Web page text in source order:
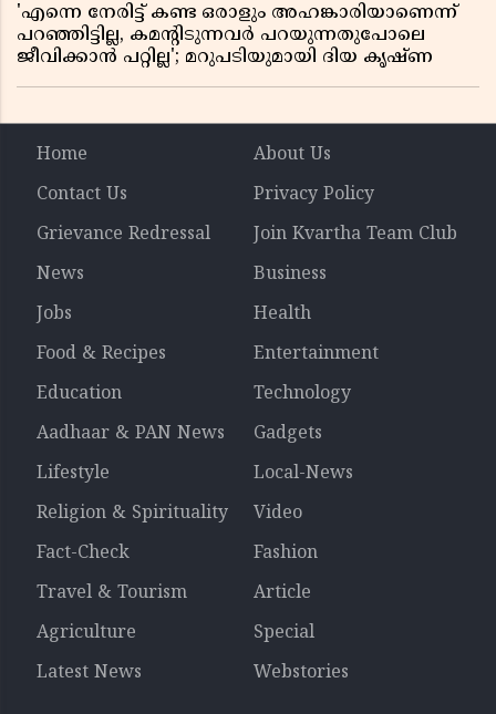
'എന്നെ നേരിട്ട് കണ്ട ഒരാളും അഹങ്കാരിയാണെന്ന്
പറഞ്ഞിട്ടില്ല, കമൻ്റിടുന്നവർ പറയുന്നതുപോലെ
ജീവിക്കാൻ പറ്റില്ല'; മറുപടിയുമായി ദിയ കൃഷ്ണ
Home
About Us
Contact Us
Privacy Policy
Grievance Redressal
Join Kvartha Team Club
News
Business
Jobs
Health
Food & Recipes
Entertainment
Education
Technology
Aadhaar & PAN News
Gadgets
Lifestyle
Local-News
Religion & Spirituality
Video
Fact-Check
Fashion
Travel & Tourism
Article
Agriculture
Special
Latest News
Webstories